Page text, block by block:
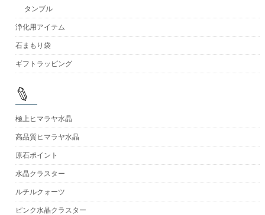
タンブル
浄化用アイテム
石まもり袋
ギフトラッピング
極上ヒマラヤ水晶
高品質ヒマラヤ水晶
原石ポイント
水晶クラスター
ルチルクォーツ
ピンク水晶クラスター